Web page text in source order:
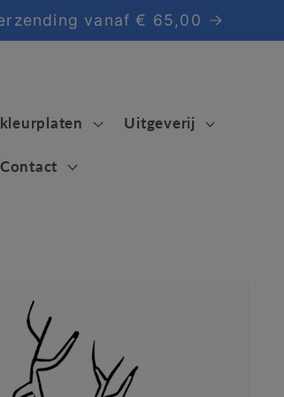
vanaf € 65,00
Uitgeverij
Contact